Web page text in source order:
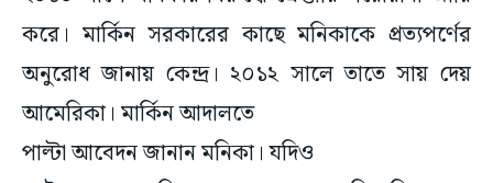
করে। মার্কিন সরকারের কাছে মনিকাকে প্রত্যপর্ণের
অনুরোধ জানায় কেন্দ্র। ২০১২ সালে তাতে সায় দেয়
আমেরিকা। মার্কিন আদালতে
পাল্টা আবেদন জানান মনিকা। যদিও